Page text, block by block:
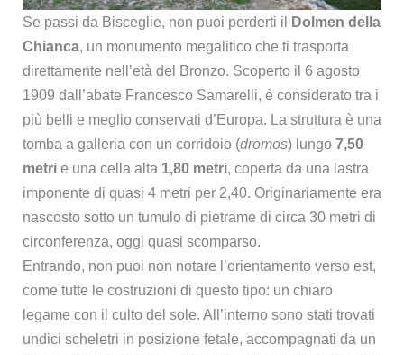
Se passi da Bisceglie, non puoi perderti il
Dolmen della
Chianca, un monumento megalitico che ti trasporta
direttamente nell’età del Bronzo. Scoperto il 6 agosto
1909 dall’abate Francesco Samarelli, è considerato tra i
più belli e meglio conservati d’Europa. La struttura è una
tomba a galleria con un corridoio (dromos) lungo 7,50
metrie una cella alta 1,80 metri, coperta da una lastra
imponente di quasi 4 metri per 2,40. Originariamente era
nascosto sotto un tumulo di pietrame di circa 30 metri di
circonferenza, oggi quasi scomparso.
Entrando, non puoi non notare l’orientamento verso est,
come tutte le costruzioni di questo tipo: un chiaro
legame con il culto del sole. All’interno sono stati trovati
undici scheletri in posizione fetale, accompagnati da un